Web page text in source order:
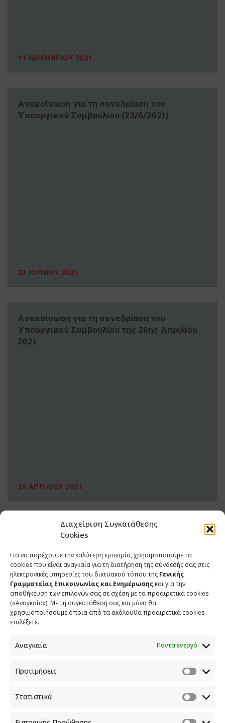
Διαχείριση Συγκατάθεσης
Cookies
Για να παρέχουμε την καλύτερη εμπειρία, χρησιμοποιούμε τα
cookies που είναι αναγκαία για τη διατήρηση της σύνδεσής σας στις
ηλεκτρονικές υπηρεσίες του δικτυακού τόπου της Γενικής
Γραμματείας Επικοινωνίας και Ενημέρωσης και για την
αποθήκευση των επιλογών σας σε σχέση με τα προαιρετικά cookies
(«Αναγκαία»). Με τη συγκατάθεσή σας και μόνο θα
χρησιμοποιήσουμε όποια από τα ακόλουθα προαιρετικά cookies
επιλέξετε.
Αναγκαία Πάντα ενεργό
Προτιμήσεις
Στατιστικά
11 ΝΟΕΜΒΡΙΟΥ 2021
Ανακοίνωση για τη συνεδρίαση του
Υπουργικού Συμβουλίου (23/6/2021)
23 ΙΟΥΝΙΟΥ 2021
Ανακοίνωση για τη συνεδρίαση του
Υπουργικού Συμβουλίου της 26ης Απριλίου
2021
26 ΑΠΡΙΛΙΟΥ 2021
ΕΠΙΚΟΙΝΩΝΙΑ
Φραγκούδη 11 & Αλεξάνδρου Πάντου
info.media@media.gov.gr